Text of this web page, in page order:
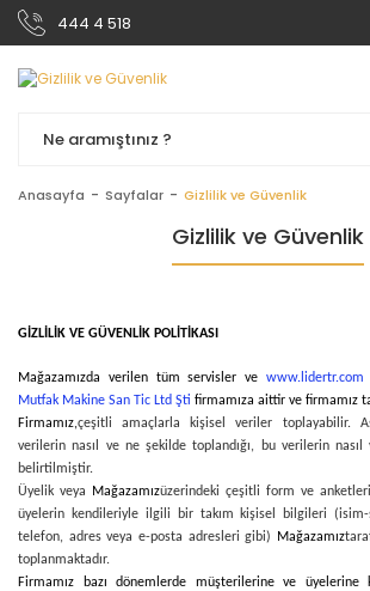
444 4 518
Anasayfa Sayfalar Gizlilik ve Güvenlik
Gizlilik ve Güvenlik
GİZLİLİK VE GÜVENLİK POLİTİKASI
Mağazamızda verilen tüm servisler ve www.lidertr.com
Mutfak Makine San Tic Ltd Şti firmamıza aittir ve firmamız
Firmamız,çeşitli amaçlarla kişisel veriler toplayabilir.
verilerin nasıl ve ne şekilde toplandığı, bu verilerin
belirtilmiştir.
Üyelik veya
Mağazamızüzerindeki çeşitli form ve
üyelerin kendileriyle ilgili bir takım kişisel bilgileri
telefon, adres veya e-posta adresleri gibi)
Mağazamız
toplanmaktadır.
Firmamız bazı dönemlerde müşterilerine ve üyelerine